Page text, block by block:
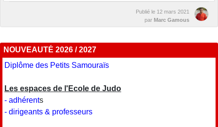
Publié le 12 mars 2021
par Marc Gamous
NOUVEAUTÉ 2026 / 2027
Diplôme des Petits Samouraïs
Les espaces de l'Ecole de Judo
- adhérents
- dirigeants & professeurs